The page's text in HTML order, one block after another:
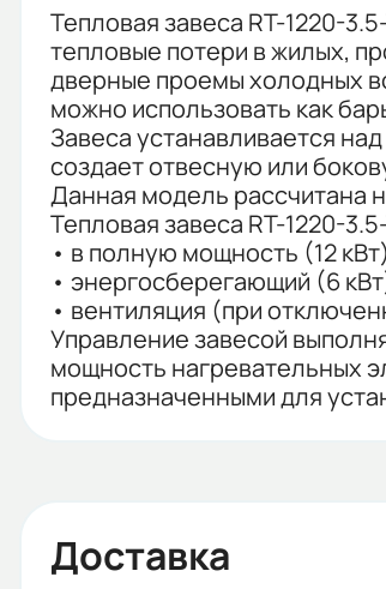
Тепловая завеса RT-1220-
тепловые потери в жилых,
дверные проемы холодных
можно использовать как
Завеса устанавливается
создает отвесную или
Данная модель рассчитана
Тепловая завеса RT-1220-
• в полную мощность (12
• энергосберегающий (6
• вентиляция (при
Управление завесой
мощность нагревательных
предназначенными для
Доставка